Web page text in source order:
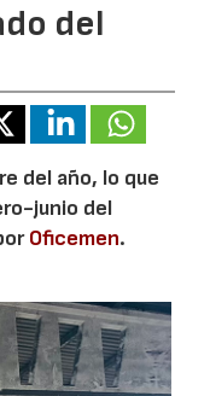
del
del año, lo que
junio del
Oficemen.